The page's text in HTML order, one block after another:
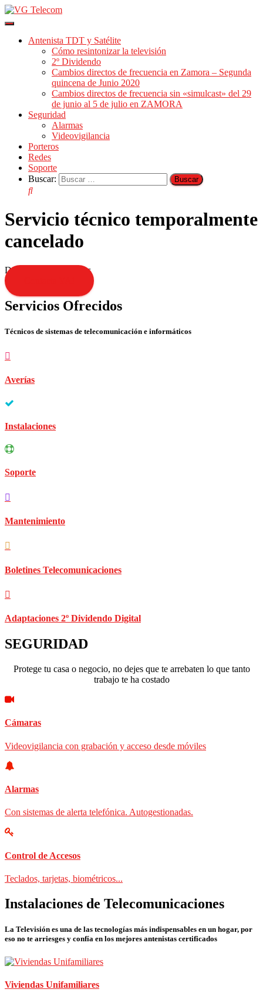
Cambiar
navegación
Antenista TDT y Satélite
Cómo resintonizar la televisión
2º Dividendo
Cambios directos de frecuencia en Zamora – Segunda
quincena de Junio 2020
Cambios directos de frecuencia sin «simulcast» del 29
de junio al 5 de julio en ZAMORA
Seguridad
Alarmas
Videovigilancia
Porteros
Redes
Soporte
Buscar:
Servicio técnico temporalmente
cancelado
Disculpen las molestias
Servicios Ofrecidos
Técnicos de sistemas de telecomunicación e informáticos
Averías
Instalaciones
Soporte
Mantenimiento
Boletines Telecomunicaciones
Adaptaciones 2º Dividendo Digital
SEGURIDAD
Protege tu casa o negocio, no dejes que te arrebaten lo que tanto
trabajo te ha costado
Cámaras
Videovigilancia con grabación y acceso desde móviles
Alarmas
Con sistemas de alerta telefónica. Autogestionadas.
Control de Accesos
Teclados, tarjetas, biométricos...
Instalaciones de Telecomunicaciones
La Televisión es una de las tecnologías más indispensables en un hogar, por
eso no te arriesges y confía en los mejores antenistas certificados
Viviendas Unifamiliares